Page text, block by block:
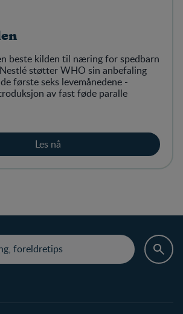
beste kilden til næring for spedbarn
støtter WHO sin anbefaling
første seks levemånedene -
av fast føde paralle
Les nå